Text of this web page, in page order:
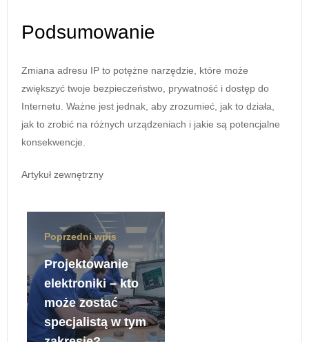
Podsumowanie
Zmiana adresu IP to potężne narzędzie, które może
zwiększyć twoje bezpieczeństwo, prywatność i dostęp do
Internetu. Ważne jest jednak, aby zrozumieć, jak to działa,
jak to zrobić na różnych urządzeniach i jakie są potencjalne
konsekwencje.
Artykuł zewnętrzny
Poprzedni wpis
Projektowanie
elektroniki – kto
może zostać
specjalistą w tym